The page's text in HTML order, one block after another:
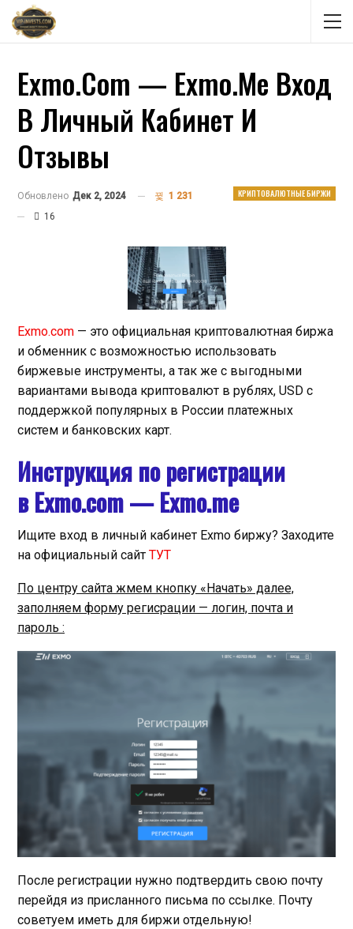
Exmo.com — Exmo.me Вход
В Личный Кабинет И
Отзывы
КРИПТОВАЛЮТНЫЕ БИРЖИ
Обновлено Дек 2, 2024
1 231
16
Exmo.com — это официальная криптовалютная биржа
и обменник с возможностью использовать
биржевые инструменты, а так же с выгодными
вариантами вывода криптовалют в рублях, USD c
поддержкой популярных в России платежных
систем и банковских карт.
Инструкция по регистрации
в Exmo.com — Exmo.me
Ищите вход в личный кабинет Exmo биржу? Заходите
на официальный сайт ТУТ
По центру сайта жмем кнопку «Начать» далее,
заполняем форму регисрации — логин, почта и
пароль :
После регистрации нужно подтвердить свою почту
перейдя из присланного письма по ссылке. Почту
советуем иметь для биржи отдельную!